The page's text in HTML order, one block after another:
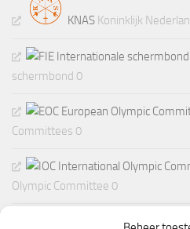
KNAS Koninklijk
schermbond 0
Committees 0
Olympic Committee 0